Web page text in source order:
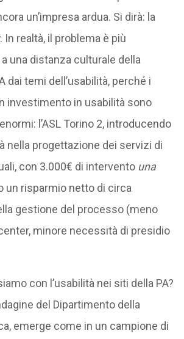
un’impresa ardua. Si dirà: la
. In realtà, il problema è più
una distanza culturale della
dai temi dell’usabilità, perché i
investimento in usabilità sono
l’ASL Torino 2, introducendo
nella progettazione dei servizi di
con 3.000€ di intervento una
un risparmio netto di circa
gestione del processo (meno
minore necessità di presidio
con l’usabilità nei siti della PA?
del Dipartimento della
emerge come in un campione di